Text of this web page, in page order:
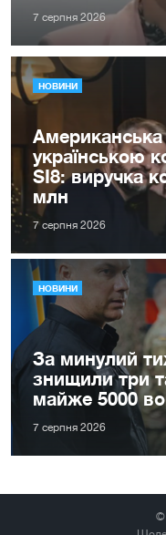
7 серпня 2026
НОВИНИ
українською
SI8: виручка
млн
7 серпня 2026
НОВИНИ
За минулий
знищили три
майже 5000
7 серпня 2026
©